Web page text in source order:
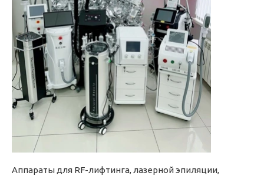
Аппараты для RF-лифтинга, лазерной эпиляции,